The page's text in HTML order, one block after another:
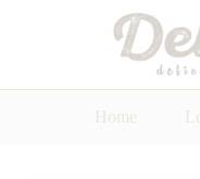
Home